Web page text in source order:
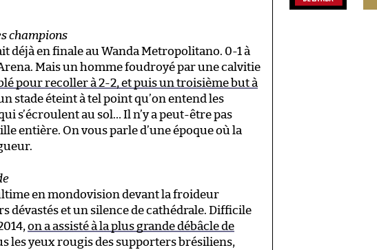
champions
déjà en finale au Wanda Metropolitano. 0-1 à
Mais un homme foudroyé par une calvitie
pour recoller à 2-2, et puis un troisième but à
un stade éteint à tel point qu’on entend les
s’écroulent au sol… Il n’y a peut-être pas
entière. On vous parle d’une époque où la
en mondovision devant la froideur
dévastés et un silence de cathédrale. Difficile
on a assisté à la plus grande débâcle de
les yeux rougis des supporters brésiliens,